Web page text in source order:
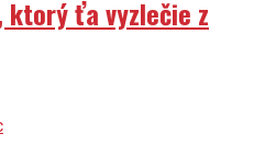
ktorý ťa vyzlečie z